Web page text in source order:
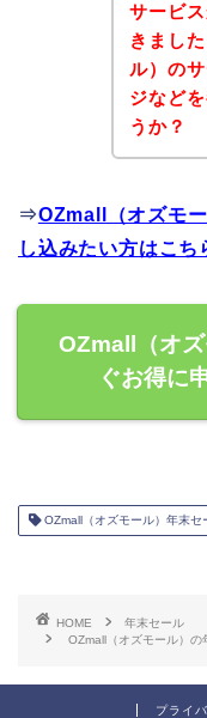
サービ
きまし
ル）の
ジなど
うか？
⇒OZmall（オズモ
し込みたい方はこち
OZmall（オ
ぐお得に
OZmall（オズモール）年末セ
HOME
年末セール
OZmall（オズモール）
プライ